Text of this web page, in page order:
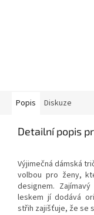
Popis Diskuze
Detailní popis
Výjimečná dámská
volbou pro ženy,
designem.
leskem jí dodává
střih zajišťuje, že se